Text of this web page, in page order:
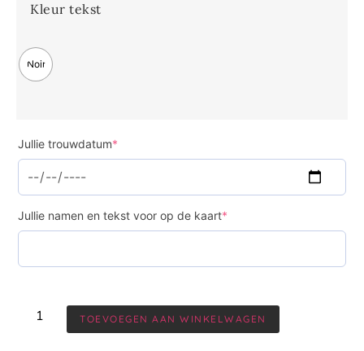
Kleur tekst
Noir
Jullie trouwdatum*
Jullie namen en tekst voor op de kaart*
TOEVOEGEN AAN WINKELWAGEN